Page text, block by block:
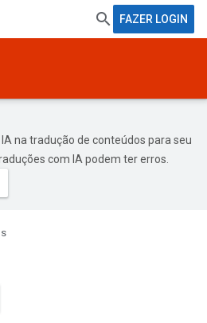
FAZER LOGIN
na tradução de conteúdos para seu
com IA podem ter erros.